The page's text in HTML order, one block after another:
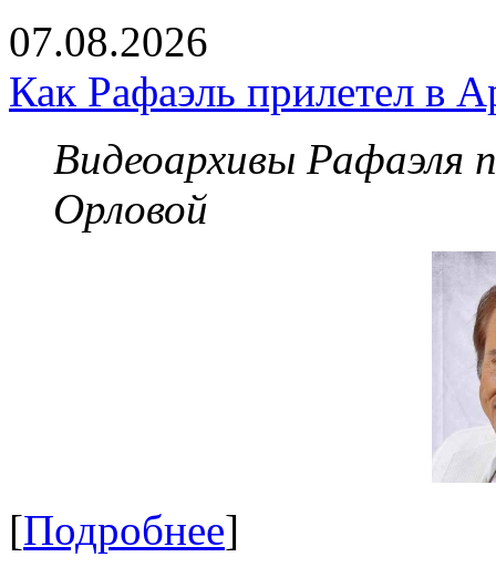
07.08.2026
Как Рафаэль прилетел в
Видеоархивы Рафаэля
Орловой
[Подробнее]